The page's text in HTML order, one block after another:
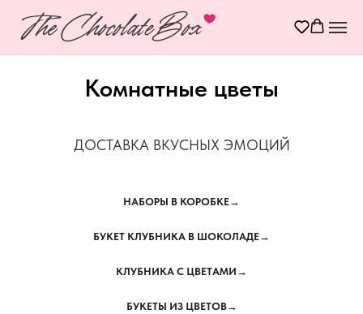
Комнатные цветы
ДОСТАВКА ВКУСНЫХ ЭМОЦИЙ
НАБОРЫ В КОРОБКЕ→
БУКЕТ КЛУБНИКА В ШОКОЛАДЕ→
КЛУБНИКА С ЦВЕТАМИ→
БУКЕТЫ ИЗ ЦВЕТОВ→